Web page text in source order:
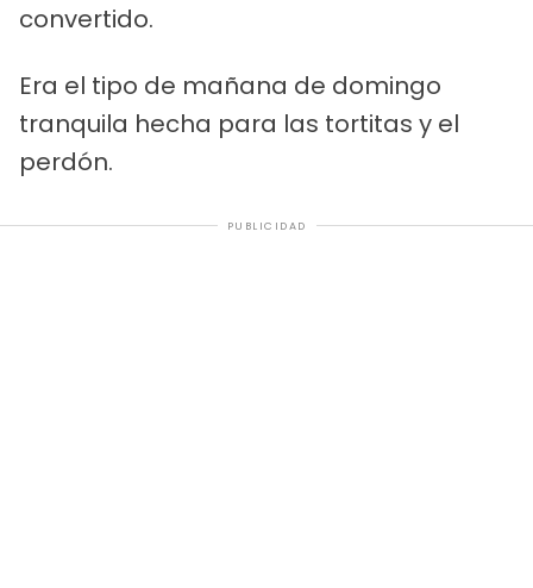
convertido.
Era el tipo de mañana de domingo
tranquila hecha para las tortitas y el
perdón.
PUBLICIDAD